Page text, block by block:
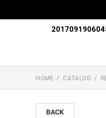
HOME CATALOG
BACK